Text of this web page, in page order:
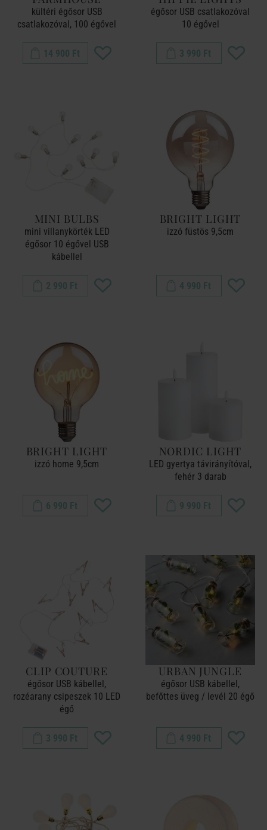
kültéri égősor USB
csatlakozóval, 100 égővel
14 900 Ft
égősor USB csatlakozóval
10 égővel
3 990 Ft
MINI BULBS
mini villanykörték LED
égősor 10 égővel USB
kábellel
2 990 Ft
BRIGHT LIGHT
izzó füstös 9,5cm
4 990 Ft
BRIGHT LIGHT
izzó home 9,5cm
6 990 Ft
NORDIC LIGHT
LED gyertya távirányítóval,
fehér 3 darab
9 990 Ft
CLIP COUTURE
égősor USB kábellel,
rozéarany csipeszek 10 LED
égő
3 990 Ft
URBAN JUNGLE
égősor USB kábellel,
befőttes üveg / levél 20 égő
4 990 Ft